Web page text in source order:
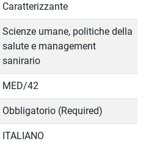
Caratterizzante
Scienze umane, politiche della
salute e management
sanirario
MED/42
Obbligatorio (Required)
ITALIANO